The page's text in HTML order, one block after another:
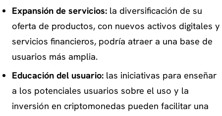
Expansión de servicios:la diversificación de su
oferta de productos, con nuevos activos digitales y
servicios financieros, podría atraer a una base de
usuarios más amplia.
Educación del usuario:las iniciativas para enseñar
a los potenciales usuarios sobre el uso y la
inversión en criptomonedas pueden facilitar una